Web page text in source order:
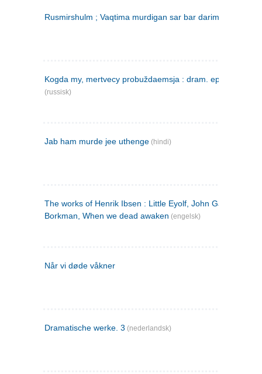
Rusmirshulm ; Vaqtima murdigan sar bar darim
Kogda my, mertvecy probuždaemsja : dram. epilog v 3 d
(russisk)
Jab ham murde jee uthenge (hindi)
The works of Henrik Ibsen : Little Eyolf, John Gabriel
Borkman, When we dead awaken (engelsk)
Når vi døde våkner
Dramatische werke. 3 (nederlandsk)